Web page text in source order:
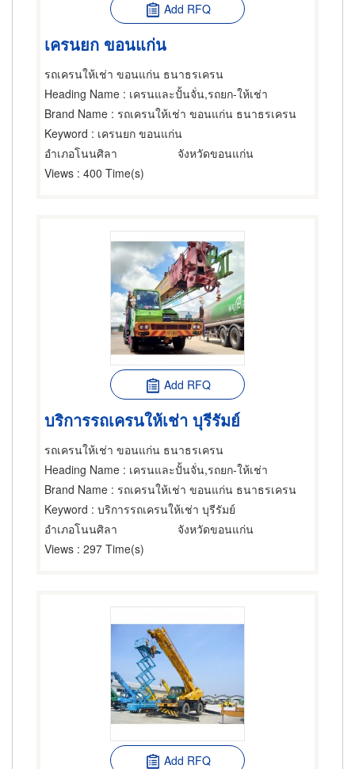
Add RFQ
เครนยก ขอนแก่น
รถเครนให้เช่า ขอนแก่น ธนาธรเครน
Heading Name : เครนและปั้นจั่น,รถยก-ให้เช่า
Brand Name : รถเครนให้เช่า ขอนแก่น ธนาธรเครน
Keyword : เครนยก ขอนแก่น
อำเภอโนนศิลา
จังหวัดขอนแก่น
Views : 400 Time(s)
Add RFQ
บริการรถเครนให้เช่า บุรีรัมย์
รถเครนให้เช่า ขอนแก่น ธนาธรเครน
Heading Name : เครนและปั้นจั่น,รถยก-ให้เช่า
Brand Name : รถเครนให้เช่า ขอนแก่น ธนาธรเครน
Keyword : บริการรถเครนให้เช่า บุรีรัมย์
อำเภอโนนศิลา
จังหวัดขอนแก่น
Views : 297 Time(s)
Add RFQ